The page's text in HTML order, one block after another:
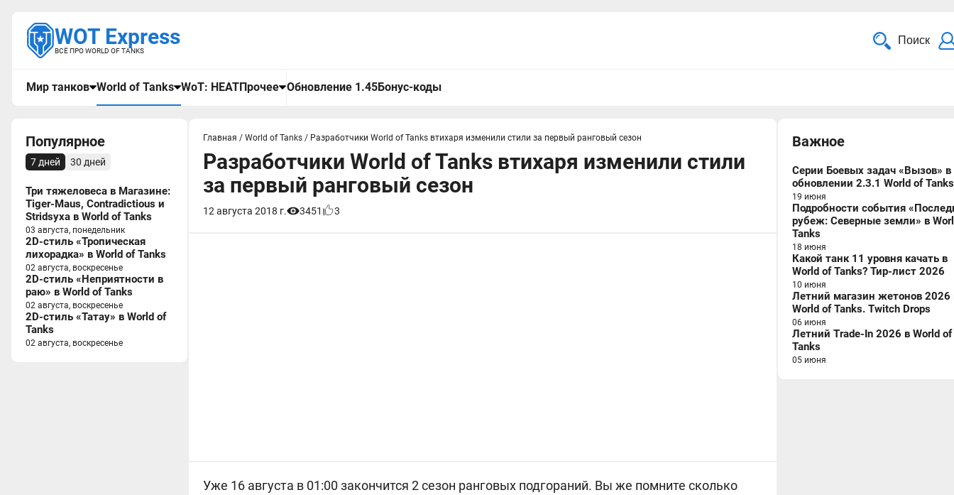
WOT Express
ВСЁ ПРО WORLD OF TANKS
Поиск
Мир танков World of Tanks WoT: HEATПрочее Обновление 1.45Бонус-коды
Популярное
7 дней 30 дней
Три тяжеловеса в Магазине:
Tiger-Maus, Contradictious и
Stridsyxa в World of Tanks
03 августа, понедельник
2D-стиль «Тропическая
лихорадка» в World of Tanks
02 августа, воскресенье
2D-стиль «Неприятности в
раю» в World of Tanks
02 августа, воскресенье
2D-стиль «Татау» в World of
Tanks
02 августа, воскресенье
Главная / World of Tanks / Разработчики World of Tanks втихаря изменили стили за первый ранговый сезон
Разработчики World of Tanks втихаря изменили стили
за первый ранговый сезон
12 августа 2018 г. 3451 3
Уже 16 августа в 01:00 закончится 2 сезон ранговых подгораний. Вы же помните сколько
Важное
Серии Боевых задач «Вызов» в
обновлении 2.3.1 World of Tanks
19 июня
Подробности события
рубеж: Северные земли» в
Tanks
18 июня
Какой танк 11 уровня качать в
World of Tanks? Тир-лист 2026
10 июня
Летний магазин жетонов 2026
World of Tanks. Twitch Drops
06 июня
Летний Trade-In 2026 в World of
Tanks
05 июня